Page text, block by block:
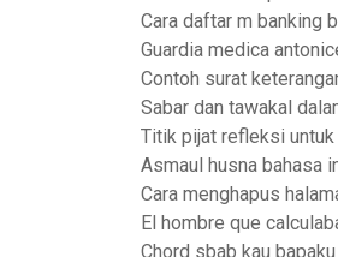
Cara daftar m banking
Guardia medica
Contoh surat
Sabar dan tawakal
Titik pijat refleksi
Asmaul husna bahasa
Cara menghapus
El hombre que
Chord sbab kau